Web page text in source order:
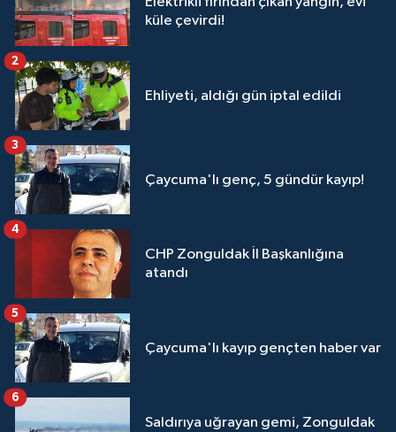
küle çevirdi!
Ehliyeti, aldığı gün iptal edildi
2
Çaycuma'lı genç, 5 gündür kayıp!
3
CHP Zonguldak İl Başkanlığına
atandı
4
Çaycuma'lı kayıp gençten haber var
5
Saldırıya uğrayan gemi, Zonguldak
6